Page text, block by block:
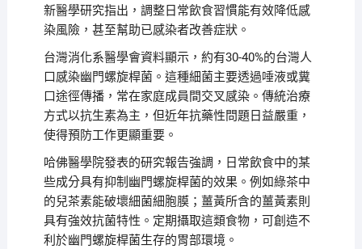
新醫學研究指出，調整日常飲食習慣能有效降低感
染風險，甚至幫助已感染者改善症狀。
台灣消化系醫學會資料顯示，約有30-40%的台灣人
口感染幽門螺旋桿菌。這種細菌主要透過唾液或糞
口途徑傳播，常在家庭成員間交叉感染。傳統治療
方式以抗生素為主，但近年抗藥性問題日益嚴重，
使得預防工作更顯重要。
哈佛醫學院發表的研究報告強調，日常飲食中的某
些成分具有抑制幽門螺旋桿菌的效果。例如綠茶中
的兒茶素能破壞細菌細胞膜；薑黃所含的薑黃素則
具有強效抗菌特性。定期攝取這類食物，可創造不
利於幽門螺旋桿菌生存的胃部環境。